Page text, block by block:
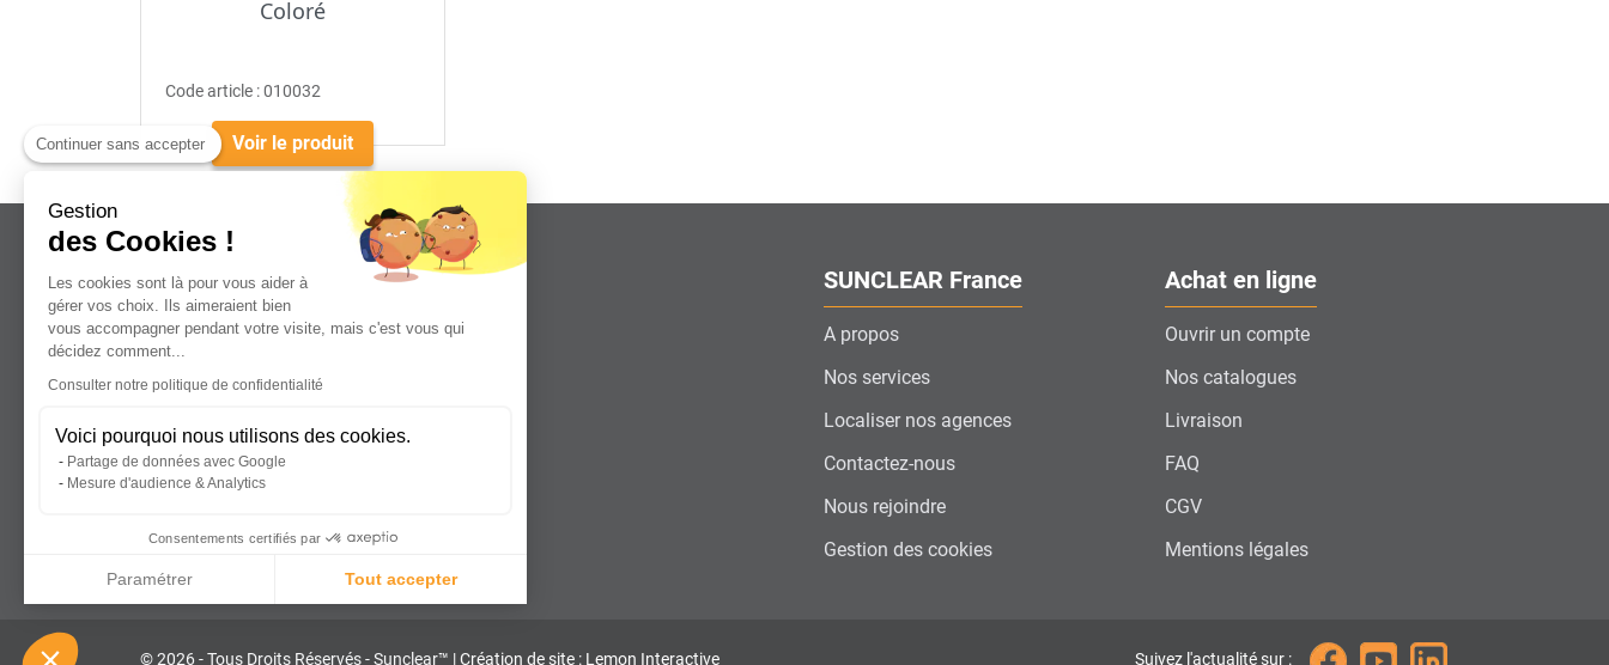
Coloré
Code article :010032
Voir le produit
Leader dans la distribution de plaques
pour professionnels.
SUNCLEAR France
A propos
Nos services
Localiser nos agences
Contactez-nous
Nous rejoindre
Gestion des cookies
Achat en ligne
Ouvrir un compte
Nos catalogues
Livraison
FAQ
CGV
Mentions légales
© 2026 - Tous Droits Réservés - Sunclear™ |Création de site : Lemon Interactive Suivez l'actualité sur :
Continuer sans accepter
Gestion
des Cookies !
Les cookies sont là pour vous aider à
gérer vos choix. Ils aimeraient bien
vous accompagner pendant votre visite, mais c'est vous qui
décidez comment...
Consulter notre politique de confidentialité
Voici pourquoi nous utilisons des cookies.
Partage de données avec Google
Mesure d'audience & Analytics
Consentements certifiés par
Paramétrer
Tout accepter
Notre plateforme vous permet d'adapter et de gérer vos paramètres de confidentialité, en garantissant la conformité avec les réglementations. Personnalisez vos préférences pour contrôler la manière dont